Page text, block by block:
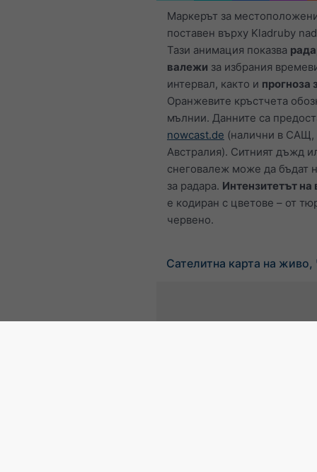
Маркерът за
поставен върху Kladruby
Тази анимация показва
валежи за избрания
интервал, както и прогноза
Оранжевите кръстчета
мълнии. Данните са
nowcast.de (налични в САЩ,
Австралия). Ситният дъжд
снеговалеж може да бъдат
за радара. Интензитетът
е кодиран с цветове – от
червено.
Сателитна карта на живо,